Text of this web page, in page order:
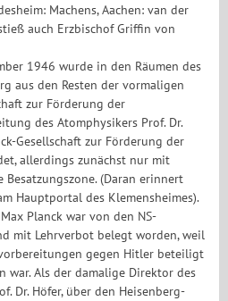
Machens, Aachen: van der
auch Erzbischof Griffin von
1946 wurde in den Räumen des
aus den Resten der vormaligen
zur Förderung der
des Atomphysikers Prof. Dr.
Gesellschaft zur Förderung der
allerdings zunächst nur mit
(Daran erinnert
Hauptportal des Klemensheimes).
Planck war von den NS-
mit Lehrverbot belegt worden, weil
gegen Hitler beteiligt
war. Als der damalige Direktor des
Dr. Höfer, über den Heisenberg-